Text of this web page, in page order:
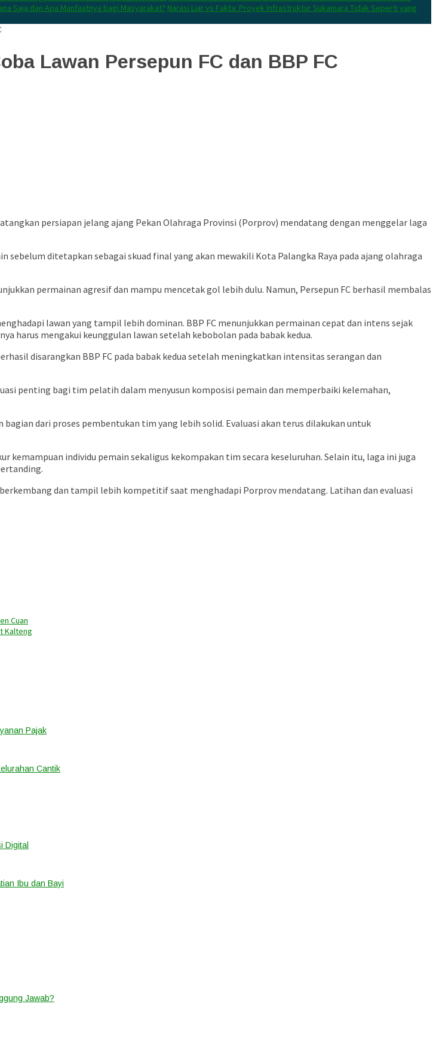
Saja dan Apa Manfaatnya bagi Masyarakat? Narasi Liar vs Fakta: Proyek Infrastruktur Sukamara Tidak Seperti yang
Lawan Persepun FC dan BBP FC
persiapan jelang ajang Pekan Olahraga Provinsi (Porprov) mendatang dengan menggelar laga
ditetapkan sebagai skuad final yang akan mewakili Kota Palangka Raya pada ajang olahraga
permainan agresif dan mampu mencetak gol lebih dulu. Namun, Persepun FC berhasil membalas
lawan yang tampil lebih dominan. BBP FC menunjukkan permainan cepat dan intens sejak
harus mengakui keunggulan lawan setelah kebobolan pada babak kedua.
disarangkan BBP FC pada babak kedua setelah meningkatkan intensitas serangan dan
penting bagi tim pelatih dalam menyusun komposisi pemain dan memperbaiki kelemahan,
bagian dari proses pembentukan tim yang lebih solid. Evaluasi akan terus dilakukan untuk
individu pemain sekaligus kekompakan tim secara keseluruhan. Selain itu, laga ini juga
dan tampil lebih kompetitif saat menghadapi Porprov mendatang. Latihan dan evaluasi
Cuan
Kalteng
Pajak
Cantik
Digital
Ibu dan Bayi
Jawab?